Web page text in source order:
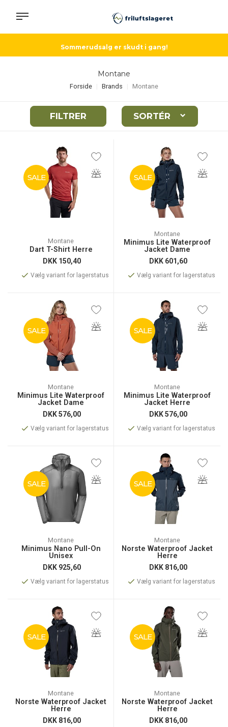
Sommerudsalg er skudt i gang!
Montane
Forside Brands Montane
FILTRER SORTÉR
SALE
Montane
Dart T-Shirt Herre
DKK 150,40
Vælg variant for lagerstatus
SALE
Montane
Minimus Lite Waterproof
Jacket Dame
DKK 601,60
Vælg variant for lagerstatus
SALE
Montane
Minimus Lite Waterproof
Jacket Dame
DKK576,00
Vælg variant for lagerstatus
SALE
Montane
Minimus Lite Waterproof
Jacket Herre
DKK576,00
Vælg variant for lagerstatus
SALE
Montane
Minimus Nano Pull-On
Unisex
DKK 925,60
Vælg variant for lagerstatus
SALE
Montane
Norste Waterproof Jacket
Herre
DKK 816,00
Vælg variant for lagerstatus
SALE
Montane
Norste Waterproof Jacket
Herre
DKK 816,00
SALE
Montane
Norste Waterproof Jacket
Herre
DKK 816,00